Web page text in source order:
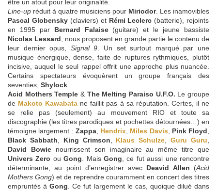
être un atout pour leur originalité.
Line-up réduit à quatre musiciens pour Miriodor. Les inamovibles
Pascal Globensky(claviers) et Rémi Leclerc (batterie), rejoints
en 1995 par Bernard Falaise(guitare) et le jeune bassiste
Nicolas Lessard , nous proposent en grande partie le contenu de
leur dernier opus, Signal 9 . Un set surtout marqué par une
musique énergique, dense, faite de ruptures rythmiques, plutôt
incisive, auquel le seul rappel offrit une approche plus nuancée.
Certains spectateurs évoquèrent un groupe français des
seventies, Shylock
Acid Mothers Temple & The Melting Paraiso U.F.O. Le groupe
de Makoto Kawabata ne faillit pas à sa réputation. Certes, il ne
se relie pas (seulement) au mouvement RIO et toute sa
discographie (les titres parodiques et pochettes détournées…) en
témoigne largement : Zappa, Hendrix Miles Davis Pink Floyd
Black Sabbath
King Crimson Klaus Schulze ,Guru Guru
David Bowienourrissent son imaginaire au même titre que
Univers Zero ouGong . MaisGong , ce fut aussi une rencontre
déterminante, au point d’enregistrer avec Deavid Allen (Acid
Mothers Gong) et de reprendre couramment en concert des titres
empruntés àGong . Ce fut largement le cas, quoique dilué dans